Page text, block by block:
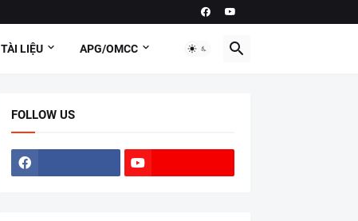
TÀI LIỆU APG/OMCC
FOLLOW US